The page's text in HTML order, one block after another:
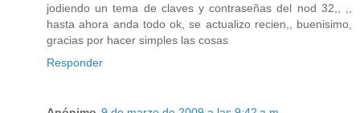
jodiendo un tema de claves y contraseñas del nod 32,, ,,
hasta ahora anda todo ok, se actualizo recien,, buenisimo,
gracias por hacer simples las cosas
Responder